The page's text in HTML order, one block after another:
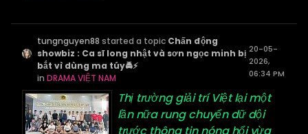
tungnguyen88 started a topic Chấn động
showbiz : Ca sĩ long nhật và sơn ngọc minh bị
bắt vì dùng ma túy🚔⚡
in DRAMA VIỆT NAM
20-05-
2026,
06:34 PM
Thị trường giải trí Việt lại một
lần nữa rung chuyển dữ dội